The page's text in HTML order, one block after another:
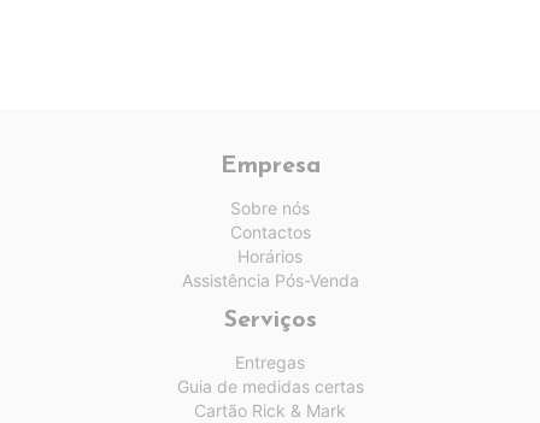
Empresa
Sobre nós
Contactos
Horários
Assistência Pós-Venda
Serviços
Entregas
Guia de medidas certas
Cartão Rick & Mark